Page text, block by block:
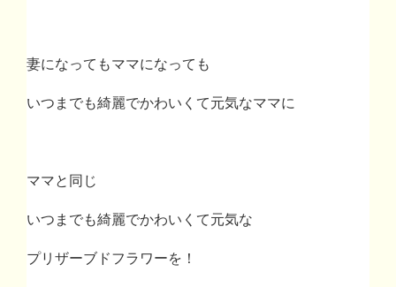
妻になってもママになっても
いつまでも綺麗でかわいくて元気なママに
ママと同じ
いつまでも綺麗でかわいくて元気な
プリザーブドフラワーを！